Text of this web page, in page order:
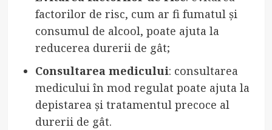
factorilor de risc, cum ar fi fumatul și
consumul de alcool, poate ajuta la
reducerea durerii de gât;
Consultarea medicului: consultarea
medicului în mod regulat poate ajuta la
depistarea și tratamentul precoce al
durerii de gât.